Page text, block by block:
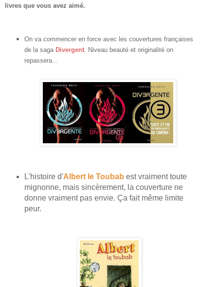
livres que vous avez aimé.
On va commencer en force avec les couvertures françaises
de la saga Divergent. Niveau beauté et originalité on
repassera...
L'histoire d'Albert le Toubab est vraiment toute
mignonne, mais sincèrement, la couverture ne
donne vraiment pas envie. Ça fait même limite
peur.